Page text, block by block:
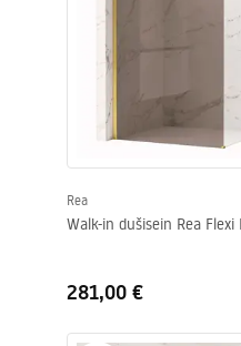
Rea
Walk-in dušisein Rea
281,00 €